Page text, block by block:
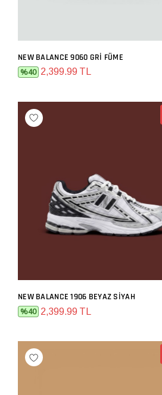
SEPETE EKLE
NEW BALANCE 9060 GRI FÜME
%40 2,399.99 TL
SEPETE EKLE
NEW BALANCE 1906 BEYAZ SIYAH
%40 2,399.99 TL